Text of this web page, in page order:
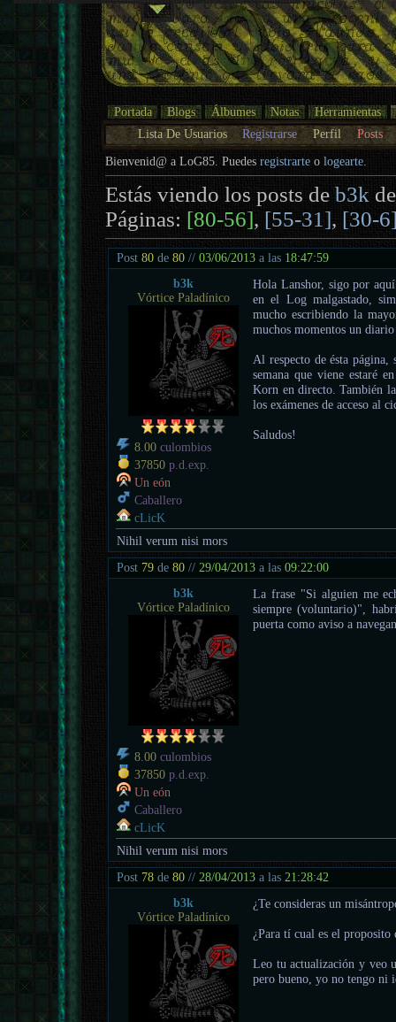
Portada Blogs Álbumes Notas
Herramientas
Lista De Usuarios
Registrarse Perfil Posts
Bienvenid@ a LoG85. Puedesregistrarte ologearte.
Estás viendo los posts deb3k
Páginas: [80-56], [55-31], [30-
Post80 de80 //03/06/2013 a las 18:47:59
b3k
Vórtice Paladínico
8.00 culombios
37850 p.d.exp.
Un eón
Caballero
cLicK
Hola Lanshor, sigo por
en el Log malgastado,
mucho escribiendo la
muchos momentos un
Al respecto de ésta
semana que viene estaré
Korn en directo. También
los exámenes de acceso al
Saludos!
Nihil verum nisi mors
Post 79 de80 // 29/04/2013 a las09:22:00
b3k
Vórtice Paladínico
8.00 culombios
37850 p.d.exp.
Un eón
Caballero
cLicK
La frase "Si alguien me
siempre (voluntario)",
puerta como aviso a
Nihil verum nisi mors
Post 78 de80 // 28/04/2013 a las 21:28:42
b3k
Vórtice Paladínico
¿Te consideras un
¿Para tí cual es el proposito
Leo tu actualización y veo
pero bueno, yo no tengo ni